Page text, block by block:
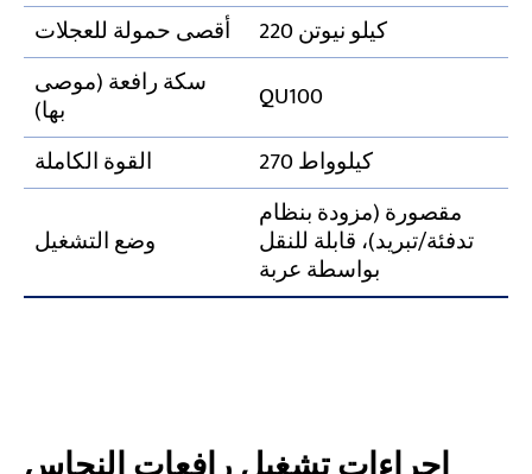
أقصى حمولة للعجلات
220 كيلو نيوتن
سكة رافعة (موصى
بها)
QU100
القوة الكاملة
270 كيلوواط
وضع التشغيل
مقصورة (مزودة بنظام
تدفئة/تبريد)، قابلة للنقل
بواسطة عربة